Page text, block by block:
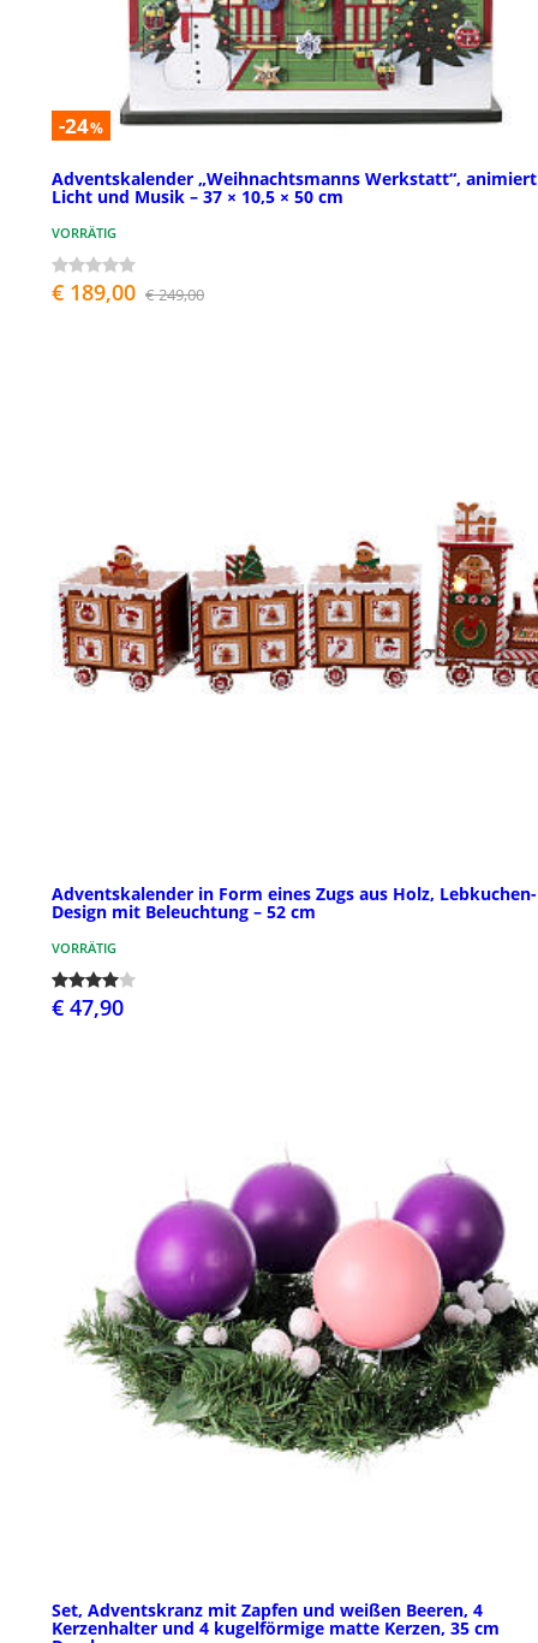
-24%
Adventskalender „Weihnachtsmanns Werkstatt“,
Licht und Musik – 37 × 10,5 × 50 cm
VORRÄTIG
€ 189,00 € 249,00
Adventskalender in Form eines Zugs aus Holz, Lebkuchen-
Design mit Beleuchtung – 52 cm
VORRÄTIG
€ 47,90
Set, Adventskranz mit Zapfen und weißen Beeren, 4
Kerzenhalter und 4 kugelförmige matte Kerzen, 35 cm